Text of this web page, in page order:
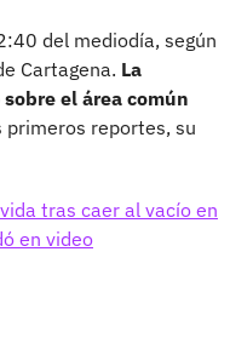
del mediodía, según
Cartagena. La
el área común
primeros reportes, su
tras caer al vacío en
en video